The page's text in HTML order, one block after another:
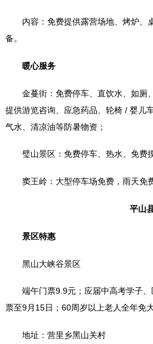
内容：免费提供露营场地、烤炉、
备。
暖心服务
金蔓街：免费停车、直饮水、如厕
提供游览咨询、应急药品、轮椅 / 婴儿
气水、清凉油等防暑物资；
璧山景区：免费停车、热水、免费
窦王岭：大型停车场免费，雨天免
平山
景区特惠
黑山大峡谷景区
端午门票9.9元；应届中高考学子
票至9月15日；60周岁以上老人全年免
地址：营里乡黑山关村